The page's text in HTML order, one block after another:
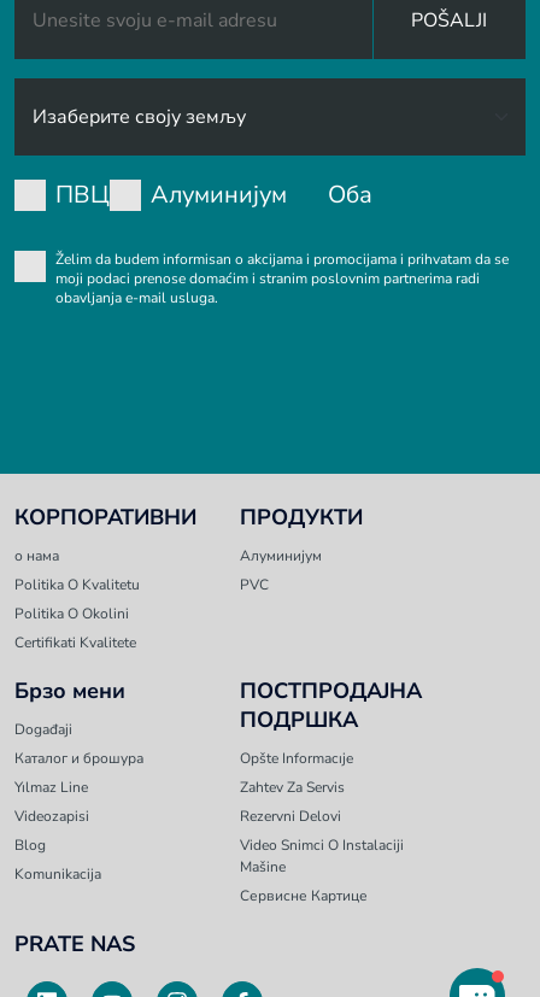
POŠALJI
ПВЦ Алуминијум Оба
Želim da budem informisan o akcijama i promocijama i prihvatam da se
moji podaci prenose domaćim i stranim poslovnim partnerima radi
obavljanja e-mail usluga.
КОРПОРАТИВНИ
о нама
Politika O Kvalitetu
Politika O Okolini
Certifikati Kvalitete
ПРОДУКТИ
Алуминијум
PVC
Брзо мени
Događaji
Каталог и брошура
Yılmaz Line
Videozapisi
Blog
Komunikacija
ПОСТПРОДАЈНА
ПОДРШКА
Opšte Informacıje
Zahtev Za Servis
Rezervni Delovi
Video Snimci O Instalaciji
Mašine
Сервисне Картице
PRATE NAS